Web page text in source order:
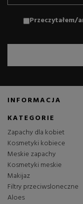
Przeczytałem/
INFORMACJA
KATEGORIE
Zapachy dla kobiet
Kosmetyki kobiece
Meskie zapachy
Kosmetyki meskie
Makijaz
Filtry przeciwsloneczne
Aloes